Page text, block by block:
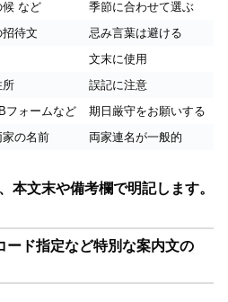
候 など
季節に合わせて選ぶ
待文
忌み言葉は避ける
文末に使用
所
誤記に注意
フォームなど
期日厳守をお願いする
家の名前 両家連名が一般的
本文末や備考欄で明記します。
ード指定など特別な案内文の